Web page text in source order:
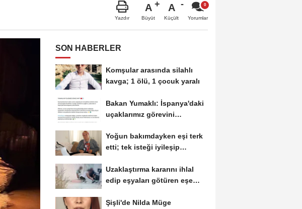
Yazdır
A
Büyüt
A
Küçült Yorumlar
SON HABERLER
Komşular arasında silahlı
kavga; 1 ölü, 1 çocuk yaralı
Bakan Yumaklı: İspanya'daki
uçaklarımız görevini
Yoğun bakımdayken eşi terk
etti; tek isteği iyileşip
Uzaklaştırma kararını ihlal
edip eşyaları götüren eşe
Şişli'de Nilda Müge